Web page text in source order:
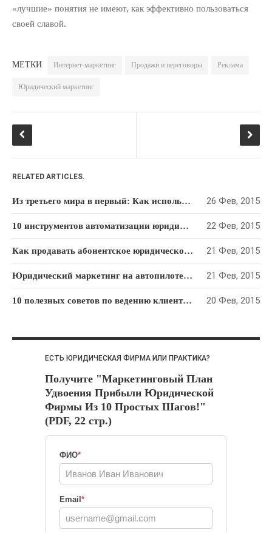
PR Юридического Бизнеса(18)
Интернет-Маркетинг
Маркетинг Для Адвокатов
Продажи И Переговоры
ОБЛАКО ТЕГОВ
Email-маркетинг KPI
PR ROI SEO SMM
Видео-маркетинг
Гонорарная политика
Директ-мейл
Интернет-
Консалтинг Контекстная
Личное
Позиционировани
Продажи и
переговоры
Реклама
Реферальный
маркетинг
Социальные сети
Стратегия
маркетинга Тайм-
«лучшие» понятия не имеют, как эффективно пользоваться
своей славой.
МЕТКИ Интернет-маркетинг Продажи и переговоры Реклама
Юридический маркетинг
RELATED ARTICLES.
Из третьего мира в первый: Как использовать опыт Сингапура, чтобы преуспеть в юридическом бизнесе 26 Фев, 2015
10 инструментов автоматизации юридического маркетинга 22 Фев, 2015
Как продавать абонентское юридическое обслуживание: Пошаговый алгоритм 21 Фев, 2015
Юридический маркетинг на автопилоте: как привлекать клиентов на “раз-два-три” 21 Фев, 2015
10 полезных советов по ведению клиентской рассылки для юридической фирмы 20 Фев, 2015
ЕСТЬ ЮРИДИЧЕСКАЯ ФИРМА ИЛИ ПРАКТИКА?
Получите "Маркетинговый План
Удвоения Прибыли Юридической
Фирмы Из 10 Простых Шагов!"
(PDF, 22 стр.)
ФИО*
Email *